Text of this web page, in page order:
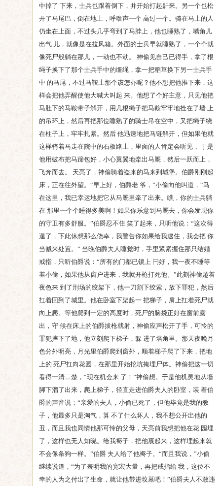
中掉了 下来，士兵也跟着倒下，并开始打起鼾来。另一个也松
开了马尾巴，倒在地上，呼噜声一个 高过一个。骑在马上的人
仍坐在上面，不过头几乎弯到了马脖上，他也睡熟了，嘴角儿
出气 儿，就像是在拉风箱。外面的士兵早就睡熟了，一个个就
像死尸般躺在那儿，一动也不动。 神偷见自己已得手，拿了根
绳子换下了那个士兵手中的缰绳，拿一把稻草换下另一士兵手
中 的马尾，不过马鞍上那个该怎办呢？他不想把他推下来，这
样会把他弄醒使他大喊大叫起 来。他想了个好主意，只见他把
马肚下的马鞍带子解开，用几根绳子把马鞍牢牢地拴在了墙 上
的吊环上，然后再把那位睡熟了的骑士吊在空中，又把绳子绕
在柱子上，牢牢扎紧。然后 他迅速地把马链解开，但如果他就
这样骑着马走在院中的石板路上，里面的人肯定会听见， 于是
他用破布把马蹄包好，小心翼翼地牵出马厩，然后一跃而上，
飞奔而去。 天亮了，神偷骑着盗来的马来到城堡。伯爵刚刚起
床，正在往外望。“早上好，伯爵老 爷，”小偷向他叫道，“马
在这里，我已幸运地把它从马厩里牵了出来。瞧，你的士兵躺
在 那里一个个睡得多美啊！如果你乐意到马厩去，你会发现你
的守卫有多舒服。”伯爵忍不住 笑了起来，只听他说：“这次得
逞了，下此休想那么侥幸，我警告你如果给我逮住，我会把 你
当贼来处置。” 当晚伯爵夫人睡觉时，手里紧紧握住那只结婚
戒指，只听伯爵说：“所有的门都已锁上 闩好，我一夜不睡等
着小偷，如果他从窗户进来，我就开枪打死他。”此刻神偷趁着
夜色来 到了刑场的绞架下，他一刀割下绞索，放下罪犯，然后
扛着回到了城里。他在卧室下架起一 把梯子，肩上扛着死尸就
向上爬。等他爬到一定的高度时，死尸的脑袋正好在窗前露
出，守 候在床上的伯爵拔枪就射，神偷应声松开了手，可怜的
罪犯摔下了地，他立刻爬下梯子，躲 进了墙角里。那天夜晚月
色分外明亮，月光里伯爵爬到窗外，顺着梯子爬了下来，把地
上的 死尸扛向花园，在那里开始挖坑掩埋尸体。神偷把这一切
看得一清二楚，“现在机会来 了！”神偷想。于是他机灵地从墙
脚下溜了出来，爬上梯子，径直走进伯爵夫人的卧室，装 着伯
爵的声音说：“亲爱的夫人，小偷已死了，但他毕竟是我的教
子，他最多只是淘气，算 不了什么坏人，我不想公开出他的
丑，而且我也同情他那可怜的父母，天亮前我想把他在花 园埋
了，这样也无人知晓。给我褥子，把他裹起来，这样埋起来就
不会像条狗一样。”伯爵 夫人给了他褥子。“而且我说，”小偷
继续说道，“为了表明我的宽宏大量，再把戒指给 我，这位不
幸的人为之付出了生命，就让他带进坟墓吧！”伯爵夫人不敢违